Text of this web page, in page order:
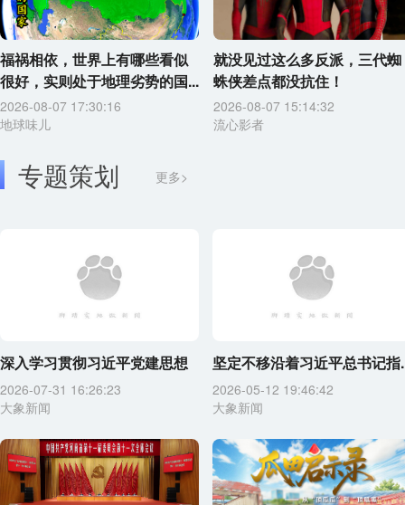
福祸相依，世界上有哪些看似
很好，实则处于地理劣势的国...
2026-08-07 17:30:16
地球味儿
就没见过这么多反派，三代蜘
蛛侠差点都没抗住！
2026-08-07 15:14:32
流心影者
专题策划 更多>
深入学习贯彻习近平党建思想
2026-07-31 16:26:23
大象新闻
坚定不移沿着习近平总书记指
2026-05-12 19:46:42
大象新闻